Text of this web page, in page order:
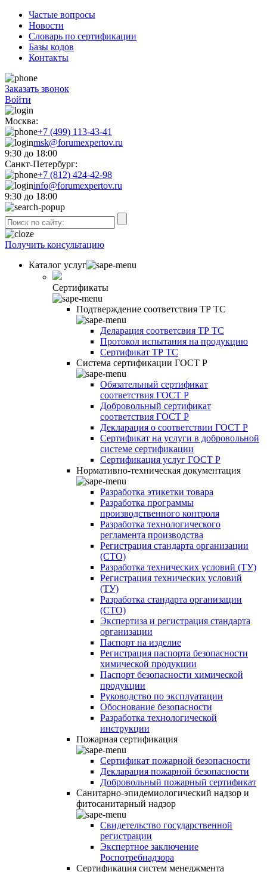
Частые вопросы
Новости
Словарь по сертификации
Базы кодов
Контакты
Заказать звонок
Войти
Москва:
+7 (499) 113-43-41
msk@forumexpertov.ru
9:30 до 18:00
Санкт-Петербург:
+7 (812) 424-42-98
info@forumexpertov.ru
9:30 до 18:00
Получить консультацию
Каталог услуг
Сертификаты
Подтверждение соответствия ТР ТС
Деларация соответсвия ТР ТС
Протокол испытания на продукцию
Сертификат ТР ТС
Система сертификации ГОСТ Р
Обязательный сертификат
соответствия ГОСТ Р
Добровольный сертификат
соответствия ГОСТ Р
Декларация о соответствии ГОСТ Р
Сертификат на услуги в добровольной
системе сертификации
Сертификация услуг ГОСТ Р
Нормативно-техническая документация
Разработка этикетки товара
Разработка программы
производственного контроля
Разработка технологического
регламента производства
Регистрация стандарта организации
(СТО)
Разработка технических условий (ТУ)
Регистрация технических условий
(ТУ)
Разработка стандарта организации
(СТО)
Экспертиза и регистрация стандарта
организации
Паспорт на изделие
Регистрация паспорта безопасности
химической продукции
Паспорт безопасности химической
продукции
Руководство по эксплуатации
Обоснование безопасности
Разработка технологической
инструкции
Пожарная сертификация
Сертификат пожарной безопасности
Декларация пожарной безопасности
Добровольный пожарный сертификат
Санитарно-эпидемиологический надзор и
фитосанитарный надзор
Свидетельство государственной
регистрации
Экспертное заключение
Роспотребнадзора
Сертификация систем менеджмента